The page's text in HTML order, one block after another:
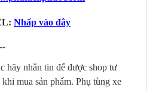
Nhấp vào đây
hãy nhắn tin để được shop tư
mua sản phẩm. Phụ tùng xe